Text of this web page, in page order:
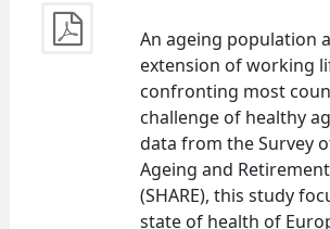
An ageing population
extension of working
confronting most
challenge of healthy
data from the Survey
Ageing and
(SHARE), this study
state of health of